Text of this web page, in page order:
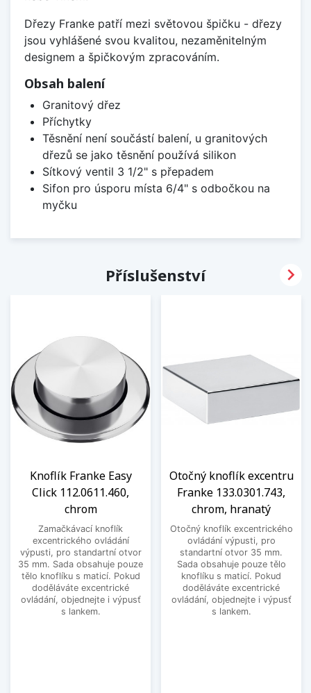
Dřezy Franke patří mezi světovou špičku - dřezy
jsou vyhlášené svou kvalitou, nezaměnitelným
designem a špičkovým zpracováním.
Obsah balení
Granitový dřez
Příchytky
Těsnění není součástí balení, u granitových
dřezů se jako těsnění používá silikon
Sítkový ventil 3 1/2" s přepadem
Sifon pro úsporu místa 6/4" s odbočkou na
myčku
Příslušenství
Knoflík Franke Easy
Click 112.0611.460,
chrom
Zamačkávací knoflík
excentrického ovládání
výpusti, pro standartní otvor
35 mm. Sada obsahuje pouze
tělo knoflíku s maticí. Pokud
doděláváte excentrické
ovládání, objednejte i výpusť
s lankem.
Otočný knoflík excentru
Franke 133.0301.743,
chrom, hranatý
Otočný knoflík excentrického
ovládání výpusti, pro
standartní otvor 35 mm.
Sada obsahuje pouze tělo
knoflíku s maticí. Pokud
doděláváte excentrické
ovládání, objednejte i výpusť
s lankem.
